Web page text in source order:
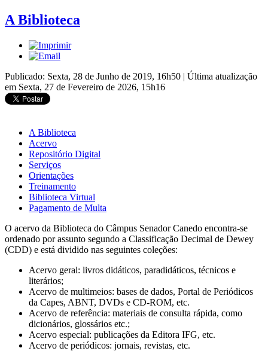
A Biblioteca
Publicado: Sexta, 28 de Junho de 2019, 16h50 | Última atualização
em Sexta, 27 de Fevereiro de 2026, 15h16
A Biblioteca
Acervo
Repositório Digital
Serviços
Orientações
Treinamento
Biblioteca Virtual
Pagamento de Multa
O acervo da Biblioteca do Câmpus Senador Canedo encontra-se
ordenado por assunto segundo a Classificação Decimal de Dewey
(CDD) e está dividido nas seguintes coleções:
Acervo geral: livros didáticos, paradidáticos, técnicos e
literários;
Acervo de multimeios: bases de dados, Portal de Periódicos
da Capes, ABNT, DVDs e CD-ROM, etc.
Acervo de referência: materiais de consulta rápida, como
dicionários, glossários etc.;
Acervo especial: publicações da Editora IFG, etc.
Acervo de periódicos: jornais, revistas, etc.